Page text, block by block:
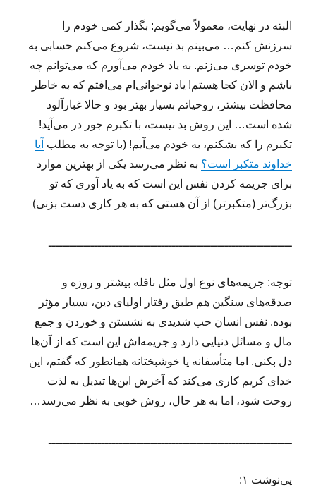
البته در نهایت، معمولاً می‌گویم: بگذار کمی خودم را
سرزنش کنم… می‌بینم بد نیست، شروع می‌کنم حسابی به
خودم توسری می‌زنم. به یاد خودم می‌آورم که می‌توانم چه
باشم و الان کجا هستم! یاد نوجوانی‌ام می‌افتم که به خاطر
محافظت بیشتر، روحیاتم بسیار بهتر بود و حالا غبارآلود
شده است… این روش بد نیست، با تکبرم جور در می‌آید!
تکبرم را که بشکنم، به خودم می‌آیم! (با توجه به مطلب آیا
خداوند متکبر است؟ به نظر می‌رسد یکی از بهترین موارد
برای جریمه کردن نفس این است که به یاد آوری که تو
بزرگ‌تر (متکبرتر) از آن هستی که به هر کاری دست بزنی)
ـــــــــــــــــــــــــــــــــــــــــــــــــــــــــــــــــــــ
توجه: جریمه‌های نوع اول مثل نافله بیشتر و روزه و
صدقه‌های سنگین هم طبق رفتار اولیای دین، بسیار مؤثر
بوده. نفس انسان حب شدیدی به نشستن و خوردن و جمع
مال و مسائل دنیایی دارد و جریمه‌اش این است که از آن‌ها
دل بکنی. اما متأسفانه یا خوشبختانه همانطور که گفتم، این
خدای کریم کاری می‌کند که آخرش این‌ها تبدیل به لذت
روحت شود، اما به هر حال، روش خوبی به نظر می‌رسد…
ـــــــــــــــــــــــــــــــــــــــــــــــــــــــــــــــــــــ
پی‌نوشت ۱: